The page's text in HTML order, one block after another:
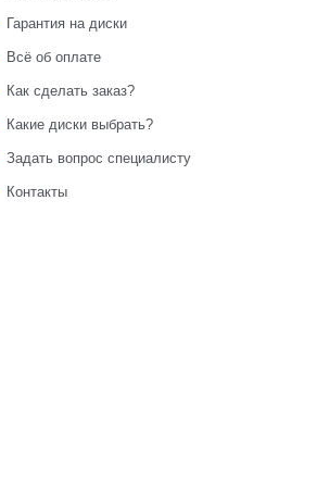
Гарантия на диски
Всё об оплате
Как сделать заказ?
Какие диски выбрать?
Задать вопрос специалисту
Контакты